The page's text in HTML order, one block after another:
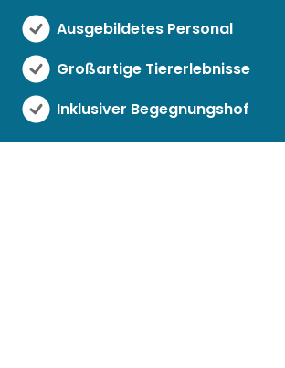
U21 - Best
Buddies
Ausgebildetes Personal
Großartige Tiererlebnisse
Inklusiver Begegnungshof